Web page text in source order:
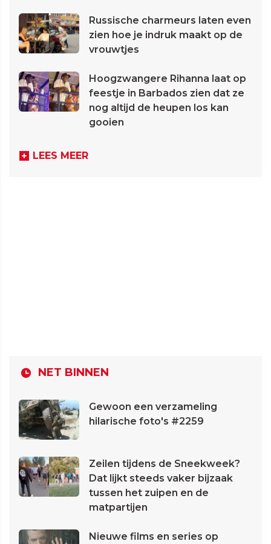
Russische charmeurs laten even
zien hoe je indruk maakt op de
vrouwtjes
Hoogzwangere Rihanna laat op
feestje in Barbados zien dat ze
nog altijd de heupen los kan
gooien
LEES MEER
NET BINNEN
Gewoon een verzameling
hilarische foto's #2259
Zeilen tijdens de Sneekweek?
Dat lijkt steeds vaker bijzaak
tussen het zuipen en de
matpartijen
Nieuwe films en series op